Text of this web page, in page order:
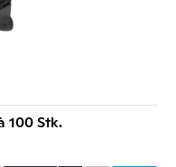
100 Stk.